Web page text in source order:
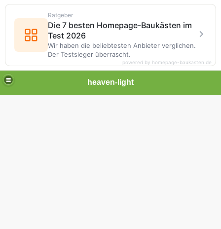
heaven-light
Ratgeber
Die 7 besten Homepage-Baukästen im
Test 2026
Wir haben die beliebtesten Anbieter verglichen.
Der Testsieger überrascht.
powered by homepage-baukasten.de